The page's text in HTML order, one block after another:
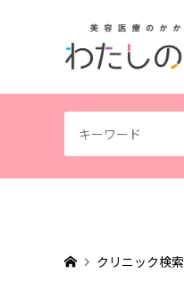
クリニック検索